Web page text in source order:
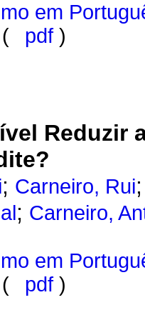
em
pdf )
Reduzir
; Carneiro, Rui
; Carneiro,
em
pdf )